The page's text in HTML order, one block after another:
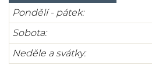
Pondělí - pátek:
Sobota:
Neděle a svátky: